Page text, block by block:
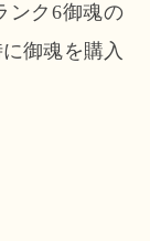
ンク6御魂の
御魂を購入